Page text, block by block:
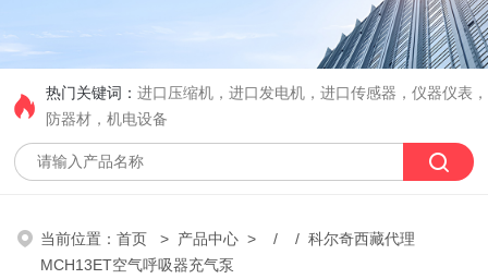
热门关键词：进口压缩机，进口发电机，进口传感器，仪器仪表
防器材，机电设备
当前位置：首页 > 产品中心 > / / 科尔奇西藏代理
MCH13ET空气呼吸器充气泵